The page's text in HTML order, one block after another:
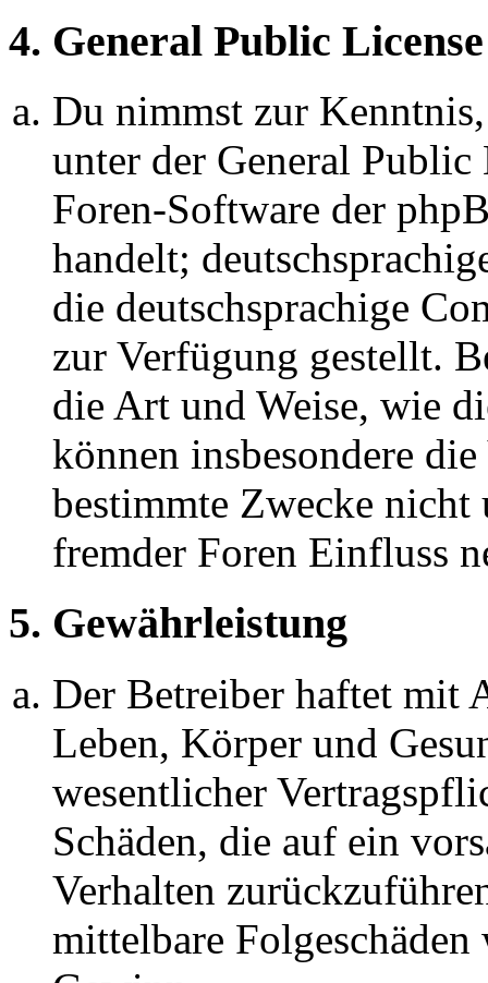
4. General Public License
Du nimmst zur
unter der General
Foren-Software der
handelt;
die deutschsprachige
zur Verfügung gestellt.
die Art und Weise, wie
können insbesondere
bestimmte Zwecke nicht
fremder Foren Einfluss
5. Gewährleistung
Der Betreiber haftet mit
Leben, Körper und
wesentlicher
Schäden, die auf ein
Verhalten
mittelbare Folgeschäden